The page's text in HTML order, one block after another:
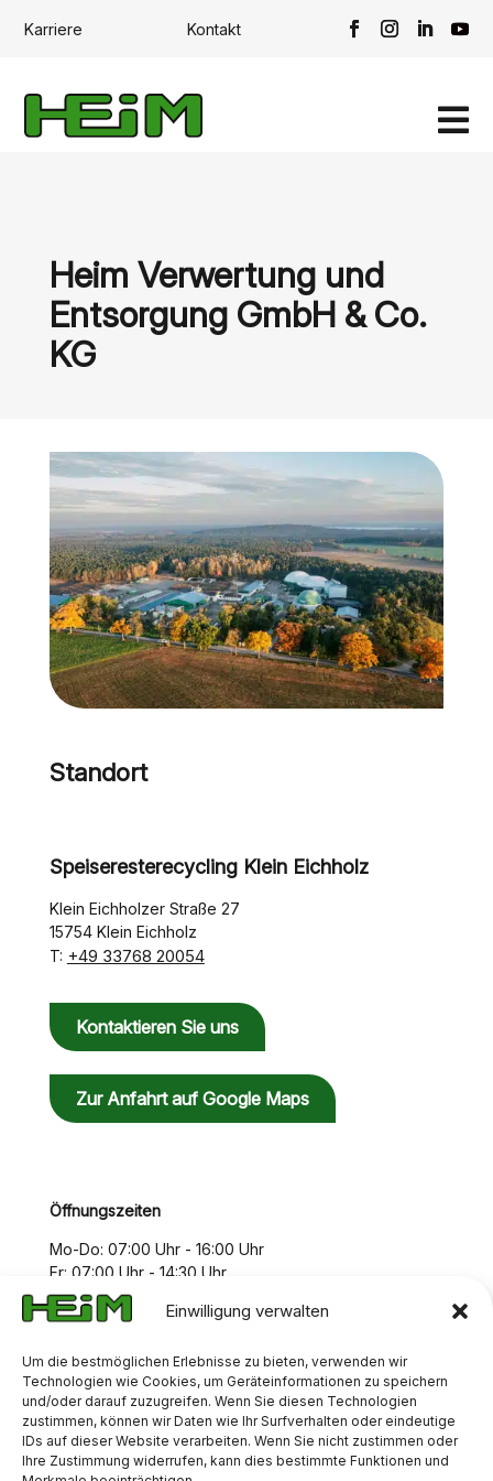
Einwilligung verwalten
Um die bestmöglichen Erlebnisse zu bieten, verwenden wir
Technologien wie Cookies, um Geräteinformationen zu speichern
und/oder darauf zuzugreifen. Wenn Sie diesen Technologien
zustimmen, können wir Daten wie Ihr Surfverhalten oder eindeutige
IDs auf dieser Website verarbeiten. Wenn Sie nicht zustimmen oder
Ihre Zustimmung widerrufen, kann dies bestimmte Funktionen und
Karriere Kontakt

Heim Verwertung und
Entsorgung GmbH & Co.
KG
Standort
Speiseresterecycling Klein Eichholz
Klein Eichholzer Straße 27
15754 Klein Eichholz
T: +49 33768 20054
Kontaktieren Sie uns
Zur Anfahrt auf Google Maps
Öffnungszeiten
Mo-Do: 07:00 Uhr - 16:00 Uhr
Fr: 07:00 Uhr - 14:30 Uhr